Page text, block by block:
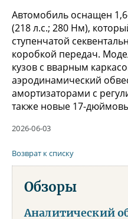
Автомобиль оснащен
(218 л.с.; 280 Нм),
ступенчатой
коробкой передач.
кузов с вварным
аэродинамический
амортизаторами с
также новые 17-
2026-06-03
Возврат к списку
Обзоры
Аналитический